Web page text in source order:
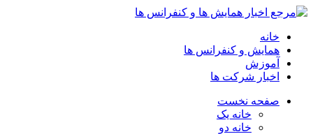
خانه
همایش و کنفرانس ها
آموزش
اخبار شرکت ها
صفحه نخست
خانه یک
خانه دو